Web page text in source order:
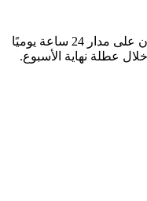
هل تحتاج إلى دعم فوري؟ نحن متواجدون على مدار 24 ساعة يوميًا